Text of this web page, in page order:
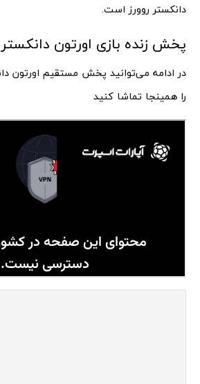
دانکستر روورز است.
پخش زنده بازی اورتون دانکستر 6 شهریور 1403
را همینجا تماشا کنید